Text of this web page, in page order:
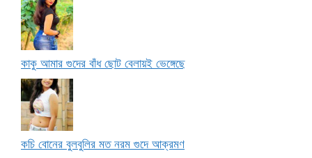
কাকু আমার গুদের বাঁধ ছোট বেলায়ই ভেঙ্গেছে
কচি বোনের বুলবুলির মত নরম গুদে আক্রমণ